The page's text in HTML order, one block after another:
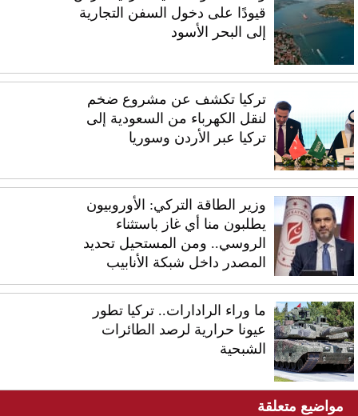
قيودًا على دخول السفن التجارية
إلى البحر الأسود
تركيا تكشف عن مشروع ضخم
لنقل الكهرباء من السعودية إلى
تركيا عبر الأردن وسوريا
وزير الطاقة التركي: الأوروبيون
يطلبون منا أي غاز باستثناء
الروسي.. ومن المستحيل تحديد
المصدر داخل شبكة الأنابيب
ما وراء الرادارات.. تركيا تطور
عيونا حرارية لرصد الطائرات
الشبحية
مواضيع متعلقة